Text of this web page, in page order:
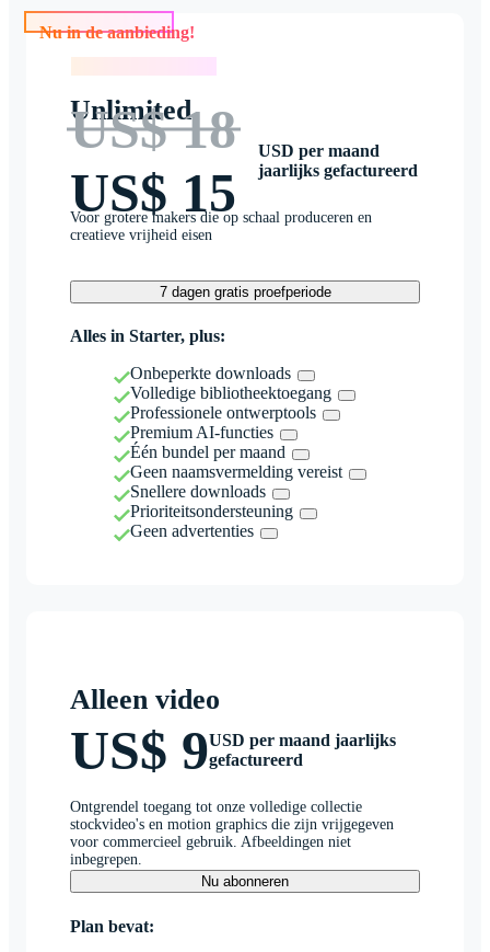
Nu in de aanbieding!
Unlimited
US$ 18
US$ 15
USD per maand
jaarlijks gefactureerd
Voor grotere makers die op schaal produceren en
creatieve vrijheid eisen
7 dagen gratis proefperiode
Alles in Starter, plus:
Onbeperkte downloads
Volledige bibliotheektoegang
Professionele ontwerptools
Premium AI-functies
Één bundel per maand
Geen naamsvermelding vereist
Snellere downloads
Prioriteitsondersteuning
Geen advertenties
Alleen video
US$ 9USD per maand jaarlijks
gefactureerd
Ontgrendel toegang tot onze volledige collectie
stockvideo's en motion graphics die zijn vrijgegeven
voor commercieel gebruik. Afbeeldingen niet
inbegrepen.
Nu abonneren
Plan bevat: